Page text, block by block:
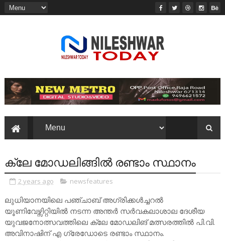
ക്ലേ മോഡലിങ്ങിൽ രണ്ടാം സ്ഥാനം
2 years ago newsfeatures
ലുധിയാനയിലെ പഞ്ചാബ് അഗ്രിക്കൾച്ചറൽ
യൂണിവേഴ്സിറ്റിയിൽ നടന്ന അന്തർ സർവകലാശാല ദേശീയ
യുവജനോത്സവത്തിലെ ക്ലേ മോഡലിങ് മത്സരത്തിൽ പി.വി.
അവിനാഷിന് എ ഗ്രേഡോടെ രണ്ടാം സ്ഥാനം.